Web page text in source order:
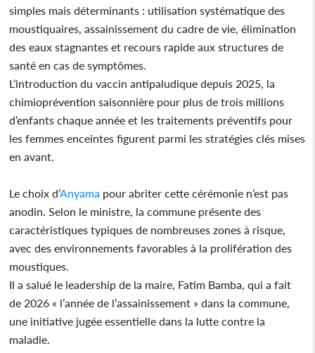
simples mais déterminants : utilisation systématique des
moustiquaires, assainissement du cadre de vie, élimination
des eaux stagnantes et recours rapide aux structures de
santé en cas de symptômes.
L’introduction du vaccin antipaludique depuis 2025, la
chimioprévention saisonnière pour plus de trois millions
d’enfants chaque année et les traitements préventifs pour
les femmes enceintes figurent parmi les stratégies clés mises
en avant.
Le choix d’Anyama pour abriter cette cérémonie n’est pas
anodin. Selon le ministre, la commune présente des
caractéristiques typiques de nombreuses zones à risque,
avec des environnements favorables à la prolifération des
moustiques.
Il a salué le leadership de la maire, Fatim Bamba, qui a fait
de 2026 « l’année de l’assainissement » dans la commune,
une initiative jugée essentielle dans la lutte contre la
maladie.